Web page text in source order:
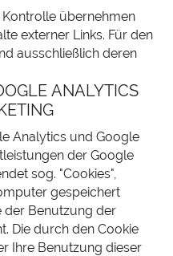
übernehmen
externer Links. Für den
ausschließlich deren
ANALYTICS
Analytics und Google
der Google
sog. "Cookies",
gespeichert
der Benutzung der
Die durch den Cookie
Ihre Benutzung dieser